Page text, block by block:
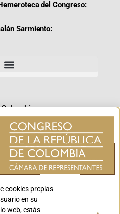
del Congreso:
Sarmiento:
cookies propias
en su
web, estás